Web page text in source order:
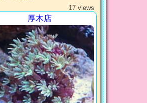
17 views
厚木店